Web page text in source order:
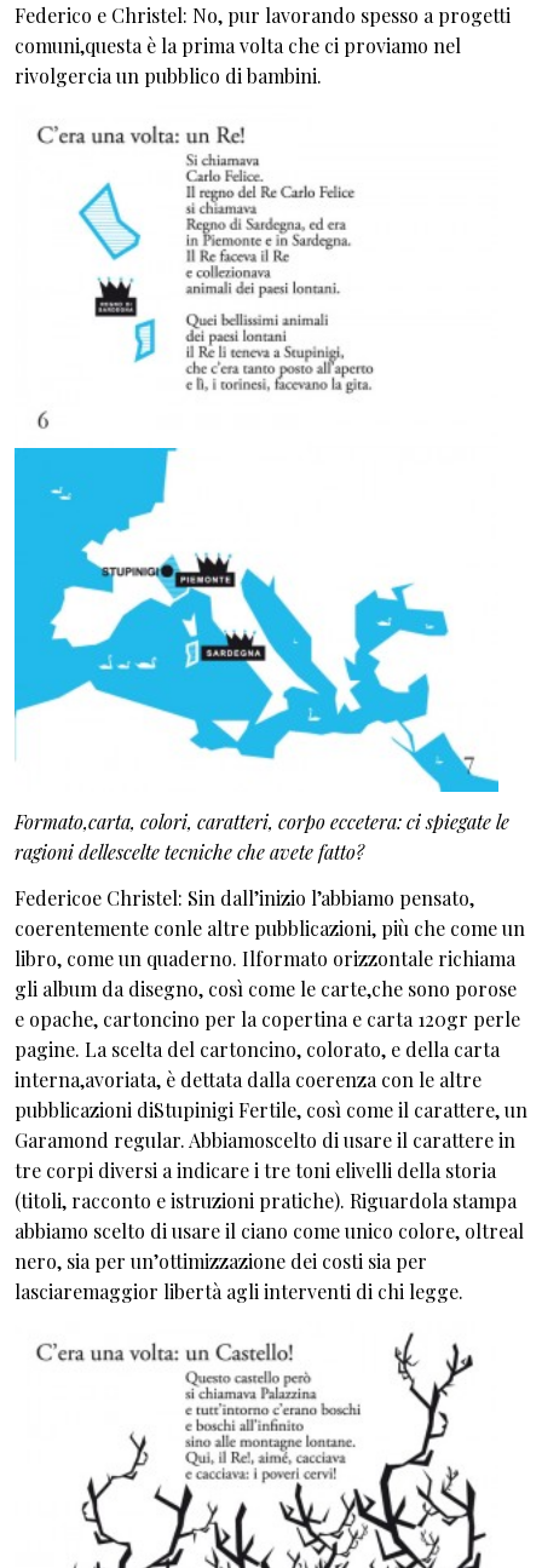
Federico e Christel: No, pur lavorando spesso a progetti
comuni,questa è la prima volta che ci proviamo nel
rivolgercia un pubblico di bambini.
Formato,carta, colori, caratteri, corpo eccetera: ci spiegate le
ragioni dellescelte tecniche che avete fatto?
Federicoe Christel: Sin dall’inizio l’abbiamo pensato,
coerentemente conle altre pubblicazioni, più che come un
libro, come un quaderno. Ilformato orizzontale richiama
gli album da disegno, così come le carte,che sono porose
e opache, cartoncino per la copertina e carta 120gr perle
pagine. La scelta del cartoncino, colorato, e della carta
interna,avoriata, è dettata dalla coerenza con le altre
pubblicazioni diStupinigi Fertile, così come il carattere, un
Garamond regular. Abbiamoscelto di usare il carattere in
tre corpi diversi a indicare i tre toni elivelli della storia
(titoli, racconto e istruzioni pratiche). Riguardola stampa
abbiamo scelto di usare il ciano come unico colore, oltreal
nero, sia per un’ottimizzazione dei costi sia per
lasciaremaggior libertà agli interventi di chi legge.